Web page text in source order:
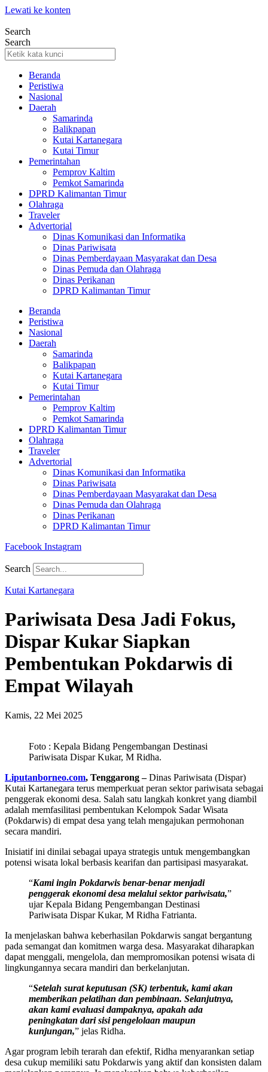
Lewati ke konten
Search
Search
Beranda
Peristiwa
Nasional
Daerah
Samarinda
Balikpapan
Kutai Kartanegara
Kutai Timur
Pemerintahan
Pemprov Kaltim
Pemkot Samarinda
DPRD Kalimantan Timur
Olahraga
Traveler
Advertorial
Dinas Komunikasi dan Informatika
Dinas Pariwisata
Dinas Pemberdayaan Masyarakat dan Desa
Dinas Pemuda dan Olahraga
Dinas Perikanan
DPRD Kalimantan Timur
Beranda
Peristiwa
Nasional
Daerah
Samarinda
Balikpapan
Kutai Kartanegara
Kutai Timur
Pemerintahan
Pemprov Kaltim
Pemkot Samarinda
DPRD Kalimantan Timur
Olahraga
Traveler
Advertorial
Dinas Komunikasi dan Informatika
Dinas Pariwisata
Dinas Pemberdayaan Masyarakat dan Desa
Dinas Pemuda dan Olahraga
Dinas Perikanan
DPRD Kalimantan Timur
Facebook Instagram
Search
Kutai Kartanegara
Pariwisata Desa Jadi Fokus,
Dispar Kukar Siapkan
Pembentukan Pokdarwis di
Empat Wilayah
Kamis, 22 Mei 2025
Foto : Kepala Bidang Pengembangan Destinasi
Pariwisata Dispar Kukar, M Ridha.
Liputanborneo.com, Tenggarong –Dinas Pariwisata (Dispar)
Kutai Kartanegara terus memperkuat peran sektor pariwisata sebagai
penggerak ekonomi desa. Salah satu langkah konkret yang diambil
adalah memfasilitasi pembentukan Kelompok Sadar Wisata
(Pokdarwis) di empat desa yang telah mengajukan permohonan
secara mandiri.
Inisiatif ini dinilai sebagai upaya strategis untuk mengembangkan
potensi wisata lokal berbasis kearifan dan partisipasi masyarakat.
“Kami ingin Pokdarwis benar-benar menjadi
penggerak ekonomi desa melalui sektor pariwisata,”
ujar Kepala Bidang Pengembangan Destinasi
Pariwisata Dispar Kukar, M Ridha Fatrianta.
Ia menjelaskan bahwa keberhasilan Pokdarwis sangat bergantung
pada semangat dan komitmen warga desa. Masyarakat diharapkan
dapat menggali, mengelola, dan mempromosikan potensi wisata di
lingkungannya secara mandiri dan berkelanjutan.
“Setelah surat keputusan (SK) terbentuk, kami akan
memberikan pelatihan dan pembinaan. Selanjutnya,
akan kami evaluasi dampaknya, apakah ada
peningkatan dari sisi pengelolaan maupun
kunjungan,” jelas Ridha.
Agar program lebih terarah dan efektif, Ridha menyarankan setiap
desa cukup memiliki satu Pokdarwis yang aktif dan konsisten dalam